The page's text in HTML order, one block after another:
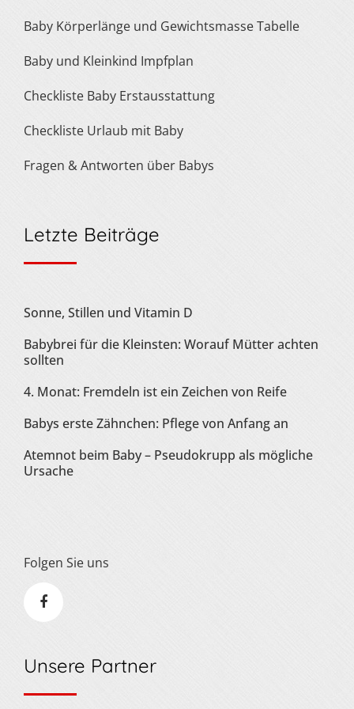
Baby Körperlänge und Gewichtsmasse Tabelle
Baby und Kleinkind Impfplan
Checkliste Baby Erstausstattung
Checkliste Urlaub mit Baby
Fragen & Antworten über Babys
Letzte Beiträge
Sonne, Stillen und Vitamin D
Babybrei für die Kleinsten: Worauf Mütter achten
sollten
4. Monat: Fremdeln ist ein Zeichen von Reife
Babys erste Zähnchen: Pflege von Anfang an
Atemnot beim Baby – Pseudokrupp als mögliche
Ursache
Folgen Sie uns
Unsere Partner